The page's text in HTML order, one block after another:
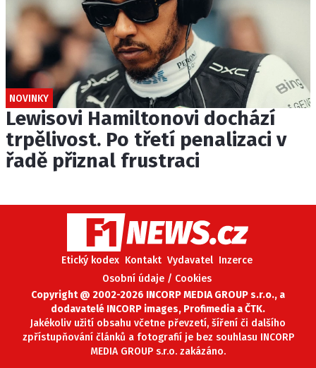
NOVINKY
Lewisovi Hamiltonovi dochází
trpělivost. Po třetí penalizaci v
řadě přiznal frustraci
Etický kodex Kontakt Vydavatel Inzerce
Osobní údaje / Cookies
Copyright @ 2002-2026 INCORP MEDIA GROUP s.r.o., a
dodavatelé INCORP images, Profimedia a ČTK.
Jakékoliv užití obsahu včetne převzetí, šíření či dalšího
zpřístupňování článků a fotografií je bez souhlasu INCORP
MEDIA GROUP s.r.o. zakázáno.